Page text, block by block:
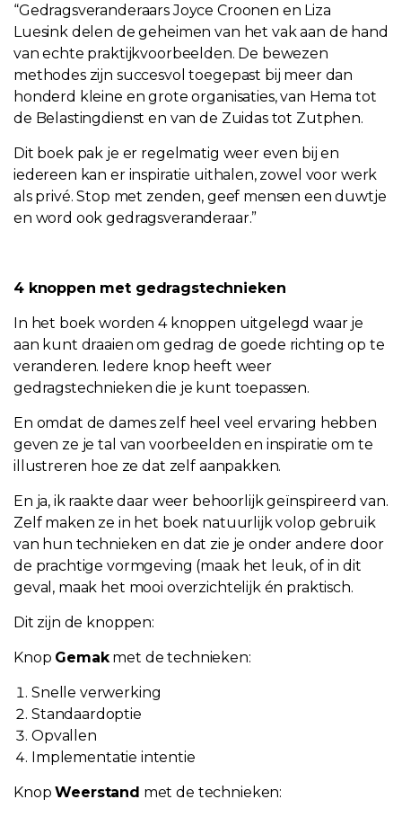
“Gedragsveranderaars Joyce Croonen en Liza
Luesink delen de geheimen van het vak aan de hand
van echte praktijkvoorbeelden. De bewezen
methodes zijn succesvol toegepast bij meer dan
honderd kleine en grote organisaties, van Hema tot
de Belastingdienst en van de Zuidas tot Zutphen.
Dit boek pak je er regelmatig weer even bij en
iedereen kan er inspiratie uithalen, zowel voor werk
als privé. Stop met zenden, geef mensen een duwtje
en word ook gedragsveranderaar.”
4 knoppen met gedragstechnieken
In het boek worden 4 knoppen uitgelegd waar je
aan kunt draaien om gedrag de goede richting op te
veranderen. Iedere knop heeft weer
gedragstechnieken die je kunt toepassen.
En omdat de dames zelf heel veel ervaring hebben
geven ze je tal van voorbeelden en inspiratie om te
illustreren hoe ze dat zelf aanpakken.
En ja, ik raakte daar weer behoorlijk geïnspireerd van.
Zelf maken ze in het boek natuurlijk volop gebruik
van hun technieken en dat zie je onder andere door
de prachtige vormgeving (maak het leuk, of in dit
geval, maak het mooi overzichtelijk én praktisch.
Dit zijn de knoppen:
Knop Gemakmet de technieken:
Snelle verwerking
Standaardoptie
Opvallen
Implementatie intentie
KnopWeerstand met de technieken: